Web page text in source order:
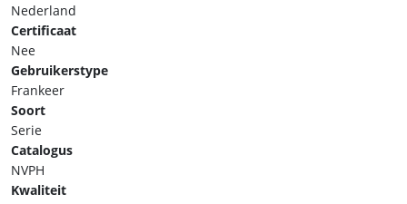
Nederland
Certificaat
Nee
Gebruikerstype
Frankeer
Soort
Serie
Catalogus
NVPH
Kwaliteit